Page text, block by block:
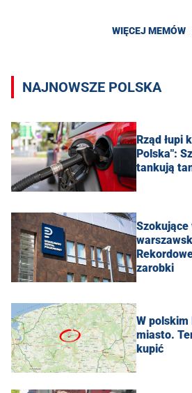
WIĘCEJ MEMÓW
NAJNOWSZE POLSKA
Rząd łupi
Polska":
tankują
zarobki
W
miasto.
kupić